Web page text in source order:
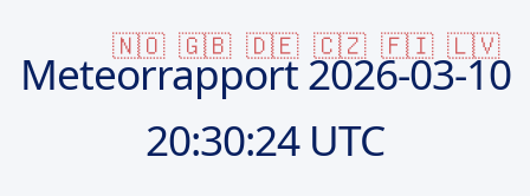
🇳🇴 🇬🇧 🇩🇪 🇨🇿 🇫🇮 🇱🇻
Meteorrapport2026-03-10
20:30:24 UTC